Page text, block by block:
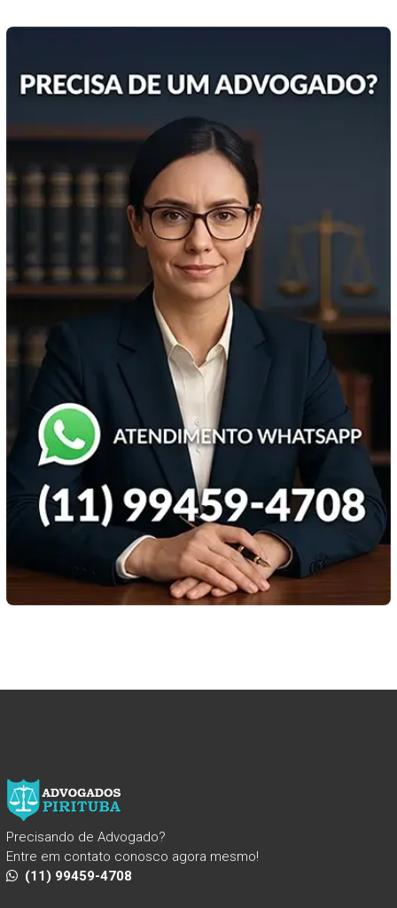
Precisando de Advogado?
Entre em contato conosco agora mesmo!
(11) 99459-4708